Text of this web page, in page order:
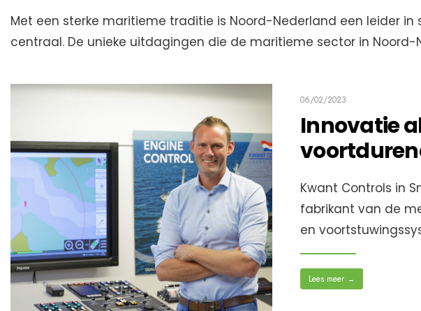
Met een sterke maritieme traditie is Noord-Nederland een leider
centraal. De unieke uitdagingen die de maritieme sector in Noord-
06/02/2023
Innovatie
Kwant Controls in
fabrikant van de
en
Lees meer →